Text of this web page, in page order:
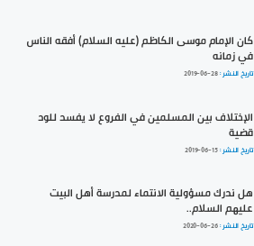
كان الإمام موسى الكاظم (عليه السلام) أفقه الناس
في زمانه
تاريخ النشر :2019-06-28
الإختلاف بين المسلمين في الفروع لا يفسد للود
قضية
تاريخ النشر :2019-06-15
هل ندرك مسؤولية الانتماء لمدرسة أهل البيت
عليهم السلام..
تاريخ النشر :2020-06-26